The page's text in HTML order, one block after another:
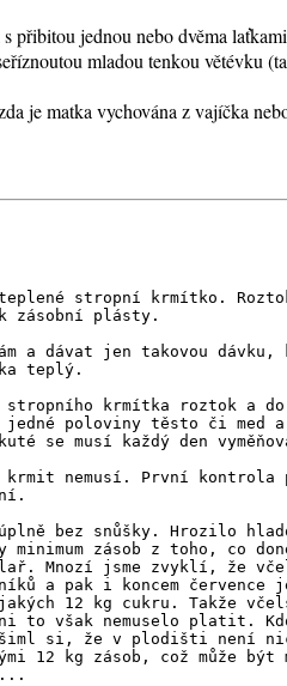
přibitou jednou nebo dvěma
mladou tenkou větévku
je matka vychována z vajíčka
stropní krmítko.
zásobní plásty.
a dávat jen takovou dávku,
teplý.
krmítka roztok a do
poloviny těsto či med a
se musí každý den
nemusí. První kontrola
bez snůšky. Hrozilo
zásob z toho, co
Mnozí jsme zvyklí, že
a pak i koncem července
12 kg cukru. Takže
to však nemuselo platit.
si, že v plodišti není
12 kg zásob, což může být